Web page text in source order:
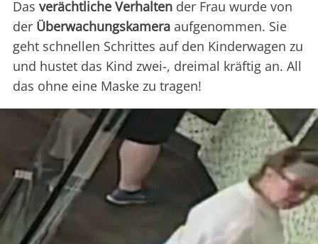
Das verächtliche Verhalten der Frau wurde von
der Überwachungskamera aufgenommen. Sie
geht schnellen Schrittes auf den Kinderwagen zu
und hustet das Kind zwei-, dreimal kräftig an. All
das ohne eine Maske zu tragen!